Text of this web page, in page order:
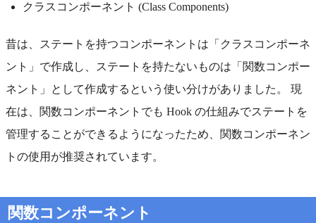
クラスコンポーネント (Class Components)
昔は、ステートを持つコンポーネントは「クラスコンポーネ
ント」で作成し、ステートを持たないものは「関数コンポー
ネント」として作成するという使い分けがありました。 現
在は、関数コンポーネントでも Hook の仕組みでステートを
管理することができるようになったため、関数コンポーネン
トの使用が推奨されています。
関数コンポーネント